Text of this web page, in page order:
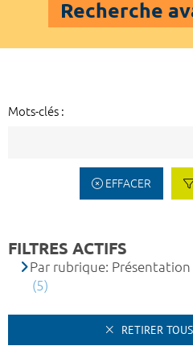
Recherche
Mots-clés :
EFFACER
FILTRES ACTIFS
Par rubrique:
(5)
RETIRER